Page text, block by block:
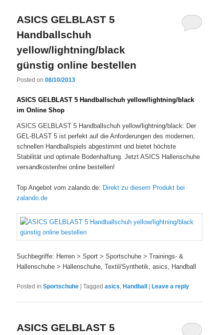
ASICS GELBLAST 5
Handballschuh
yellow/lightning/black
günstig online bestellen
Posted on08/10/2013
ASICS GELBLAST 5 Handballschuh yellow/lightning/black
im Online Shop
ASICS GELBLAST 5 Handballschuh yellow/lightning/black: Der
GEL-BLAST 5 ist perfekt auf die Anforderungen des modernen,
schnellen Handballspiels abgestimmt und bietet höchste
Stabilität und optimale Bodenhaftung. Jetzt ASICS Hallenschuhe
versandkostenfrei online bestellen!
Top Angebot vom zalando.de: Direkt zu diesem Produkt bei
zalando.de
Suchbegriffe: Herren > Sport > Sportschuhe > Trainings- &
Hallenschuhe > Hallenschuhe, Textil/Synthetik, asics, Handball
Posted in Sportschuhe |Tagged asics, Handball Leave a reply
ASICS GELBLAST 5